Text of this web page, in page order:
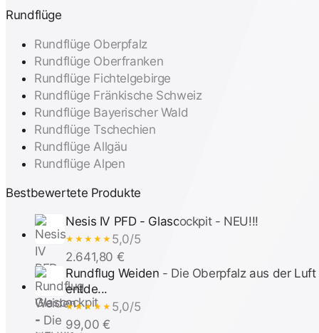
Rundflüge
Rundflüge Oberpfalz
Rundflüge Oberfranken
Rundflüge Fichtelgebirge
Rundflüge Fränkische Schweiz
Rundflüge Bayerischer Wald
Rundflüge Tschechien
Rundflüge Allgäu
Rundflüge Alpen
Bestbewertete Produkte
Nesis IV PFD - Glascockpit - NEU!!!
★★★★★ 5,0/5
2.641,80 €
Rundflug Weiden - Die Oberpfalz aus der Luft
entde...
★★★★★ 5,0/5
99,00 €